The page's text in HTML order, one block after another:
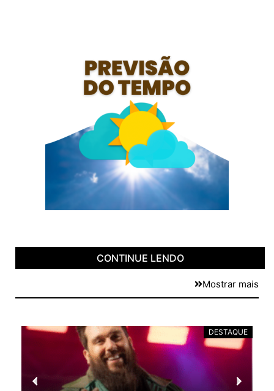
CONTINUE LENDO
Mostrar mais
DESTAQUE